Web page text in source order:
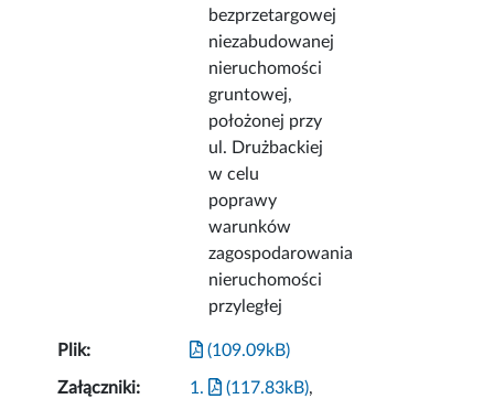
bezprzetargowej
niezabudowanej
nieruchomości
gruntowej,
położonej przy
ul. Drużbackiej
w celu
poprawy
warunków
zagospodarowania
nieruchomości
przyległej
Plik: (109.09kB)
Załączniki: 1. (117.83kB),